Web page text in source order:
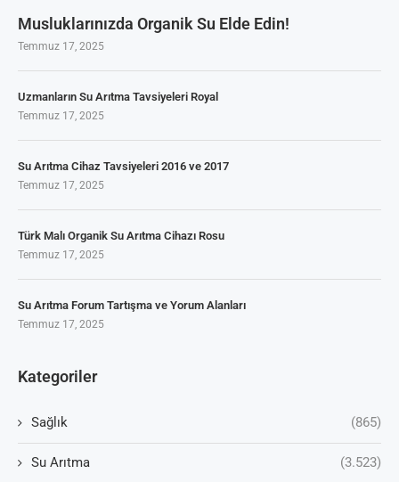
Musluklarınızda Organik Su Elde Edin!
Temmuz 17, 2025
Uzmanların Su Arıtma Tavsiyeleri Royal
Temmuz 17, 2025
Su Arıtma Cihaz Tavsiyeleri 2016 ve 2017
Temmuz 17, 2025
Türk Malı Organik Su Arıtma Cihazı Rosu
Temmuz 17, 2025
Su Arıtma Forum Tartışma ve Yorum Alanları
Temmuz 17, 2025
Kategoriler
Sağlık (865)
Su Arıtma (3.523)